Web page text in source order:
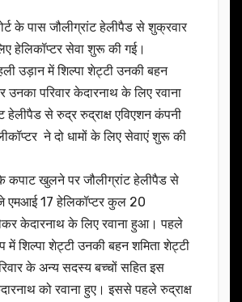
के पास जौलीग्रांट हेलीपैड से शुक्रवार
हेलिकॉप्टर सेवा शुरू की गई।
उड़ान में शिल्पा शेट्टी उनकी बहन
उनका परिवार केदारनाथ के लिए रवाना
हेलीपैड से रुद्र रुद्राक्ष एविएशन कंपनी
ने दो धामों के लिए सेवाएं शुरू की
कपाट खुलने पर जौलीग्रांट हेलीपैड से
एमआई 17 हेलिकॉप्टर कुल 20
केदारनाथ के लिए रवाना हुआ। पहले
शिल्पा शेट्टी उनकी बहन शमिता शेट्टी
के अन्य सदस्य बच्चों सहित इस
को रवाना हुए। इससे पहले रुद्राक्ष